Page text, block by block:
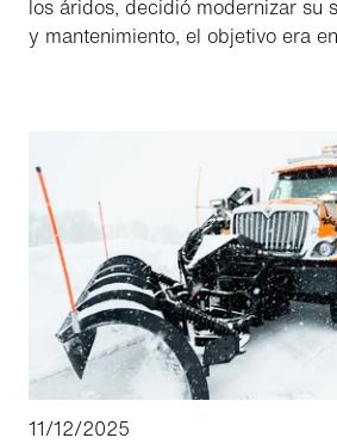
los áridos, decidió modernizar su
y mantenimiento, el objetivo era
Mantenimiento y Gestión de
motivos por los que KRUSZYWO
Schmidt Wasa 300⁺.
11/12/2025